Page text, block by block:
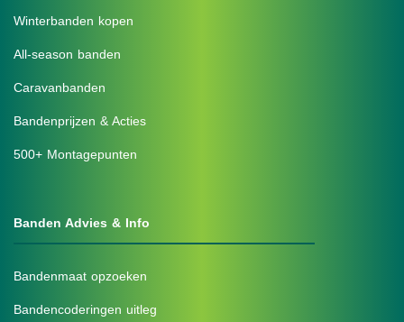
Winterbanden kopen
All-season banden
Caravanbanden
Bandenprijzen & Acties
500+ Montagepunten
Banden Advies & Info
Bandenmaat opzoeken
Bandencoderingen uitleg